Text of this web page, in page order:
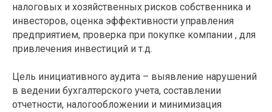
налоговых и хозяйственных рисков собственника и
инвесторов, оценка эффективности управления
предприятием, проверка при покупке компании , для
привлечения инвестиций и т.д.
Цель инициативного аудита – выявление нарушений
в ведении бухгалтерского учета, составлении
отчетности, налогообложении и минимизация